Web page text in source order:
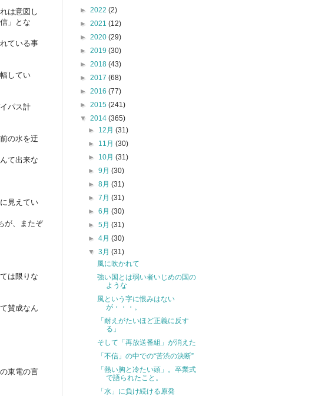
は意図し
」とな
ている事
してい
パス計
の水を迂
て出来な
見えてい
が、またぞ
は限りな
賛成なん
東電の言
► 2022 (2)
► 2021 (12)
► 2020 (29)
► 2019 (30)
► 2018 (43)
► 2017 (68)
► 2016 (77)
► 2015 (241)
▼ 2014 (365)
► 12月(31)
► 11月(30)
► 10月(31)
►9月(30)
►8月(31)
►7月(31)
►6月(30)
►5月(31)
►4月(30)
▼3月(31)
風に吹かれて
強い国とは弱い者いじめの国の
ような
風という字に恨みはない
が・・・。
「耐えがたいほど正義に反す
る」
そして「再放送番組」が消えた
「不信」の中での“苦渋の決断”
「熱い胸と冷たい頭」。卒業式
で語られたこと。
「水」に負け続ける原発